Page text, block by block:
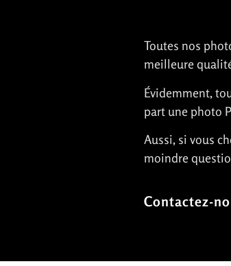
Toutes nos
meilleure
Évidemment,
part une photo
Aussi, si vous
moindre
Contactez-